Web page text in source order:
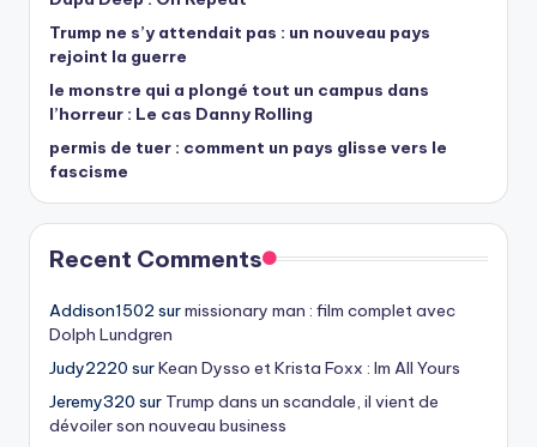
Trump ne s’y attendait pas : un nouveau pays
rejoint la guerre
le monstre qui a plongé tout un campus dans
l’horreur : Le cas Danny Rolling
permis de tuer : comment un pays glisse vers le
fascisme
Recent Comments
Addison1502 surmissionary man : film complet avec
Dolph Lundgren
Judy2220 surKean Dysso et Krista Foxx : Im All Yours
Jeremy320 sur Trump dans un scandale, il vient de
dévoiler son nouveau business